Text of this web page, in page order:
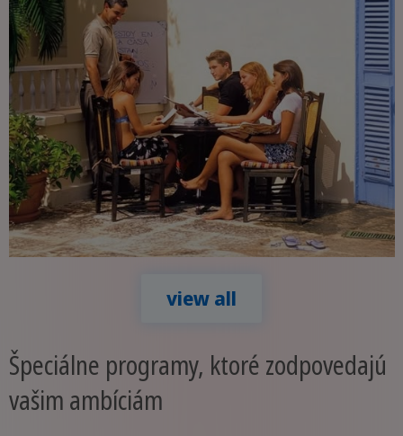
view all
Špeciálne programy, ktoré zodpovedajú
vašim ambíciám